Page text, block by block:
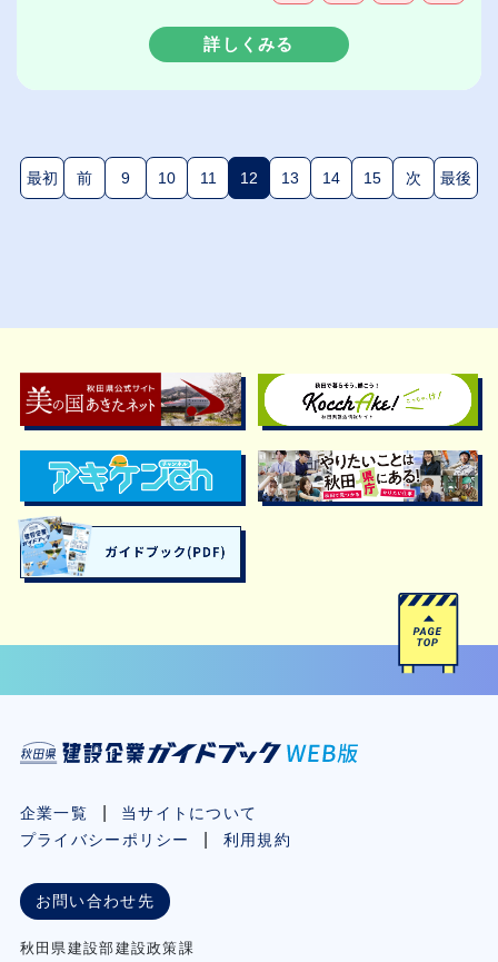
詳しくみる
最初 前 9 10 11 12(現在のページ)
13 14 15 次 最後
企業一覧
当サイトについて
プライバシーポリシー
利用規約
お問い合わせ先
秋⽥県建設部建設政策課